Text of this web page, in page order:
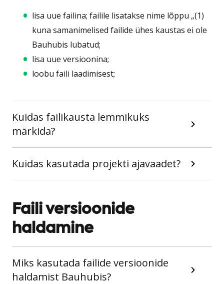
lisa uue failina; failile lisatakse nime lõppu „(1)
kuna samanimelised failide ühes kaustas ei ole
Bauhubis lubatud;
lisa uue versioonina;
loobu faili laadimisest;
Kuidas failikausta lemmikuks
märkida?
Kuidas kasutada projekti ajavaadet?
Faili versioonide
haldamine
Miks kasutada failide versioonide
haldamist Bauhubis?